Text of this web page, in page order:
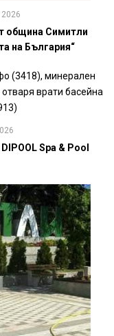
община Симитли
на България“
Spa & Pool